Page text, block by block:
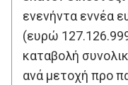
ενενήντα εννέα
(ευρώ
καταβολή
ανά μετοχή προ